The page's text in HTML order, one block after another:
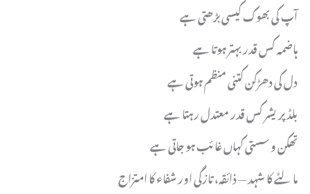
آپ کی بھوک کیسی بڑھتی ہے
ہاضمہ کس قدر بہتر ہوتا ہے
دل کی دھڑکن کتنی منظم ہوتی ہے
بلڈ پریشر کس قدر معتدل رہتا ہے
تھکن و سستی کہاں غائب ہو جاتی ہے
مالٹے کا شہد — ذائقہ، تازگی اور شفاء کا امتزاج